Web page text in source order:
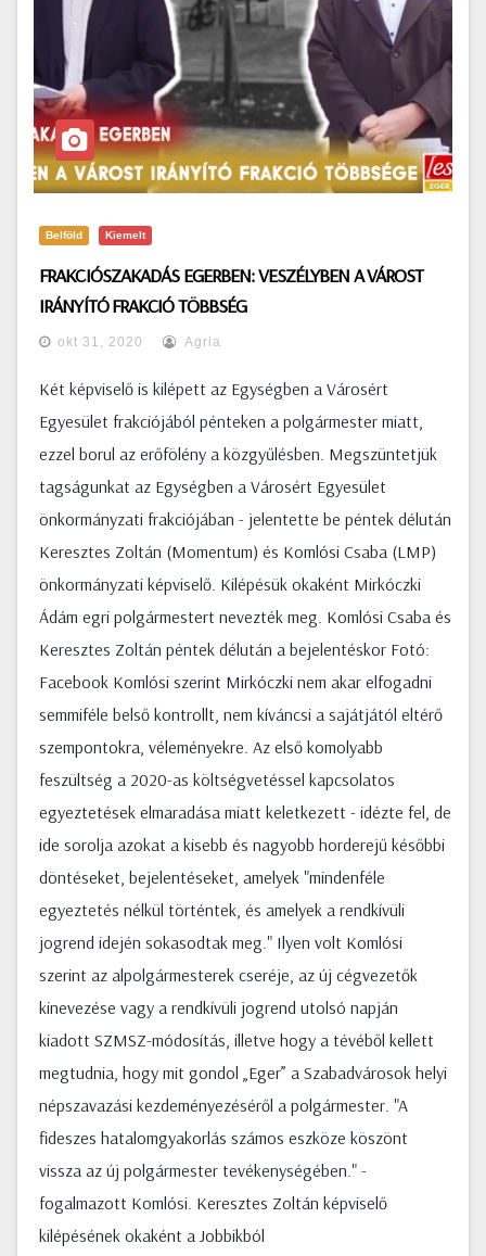
Belföld Kiemelt
FRAKCIÓSZAKADÁS EGERBEN: VESZÉLYBEN A VÁROST
IRÁNYÍTÓ FRAKCIÓ TÖBBSÉG
okt 31, 2020 Agria
Két képviselő is kilépett az Egységben a Városért
Egyesület frakciójából pénteken a polgármester miatt,
ezzel borul az erőfölény a közgyűlésben. Megszüntetjük
tagságunkat az Egységben a Városért Egyesület
önkormányzati frakciójában - jelentette be péntek délután
Keresztes Zoltán (Momentum) és Komlósi Csaba (LMP)
önkormányzati képviselő. Kilépésük okaként Mirkóczki
Ádám egri polgármestert nevezték meg. Komlósi Csaba és
Keresztes Zoltán péntek délután a bejelentéskor Fotó:
Facebook Komlósi szerint Mirkóczki nem akar elfogadni
semmiféle belső kontrollt, nem kíváncsi a sajátjától eltérő
szempontokra, véleményekre. Az első komolyabb
feszültség a 2020-as költségvetéssel kapcsolatos
egyeztetések elmaradása miatt keletkezett - idézte fel, de
ide sorolja azokat a kisebb és nagyobb horderejű későbbi
döntéseket, bejelentéseket, amelyek "mindenféle
egyeztetés nélkül történtek, és amelyek a rendkívüli
jogrend idején sokasodtak meg." Ilyen volt Komlósi
szerint az alpolgármesterek cseréje, az új cégvezetők
kinevezése vagy a rendkívüli jogrend utolsó napján
kiadott SZMSZ-módosítás, illetve hogy a tévéből kellett
megtudnia, hogy mit gondol „Eger” a Szabadvárosok helyi
népszavazási kezdeményezéséről a polgármester. "A
fideszes hatalomgyakorlás számos eszköze köszönt
vissza az új polgármester tevékenységében." -
fogalmazott Komlósi. Keresztes Zoltán képviselő
kilépésének okaként a Jobbikból